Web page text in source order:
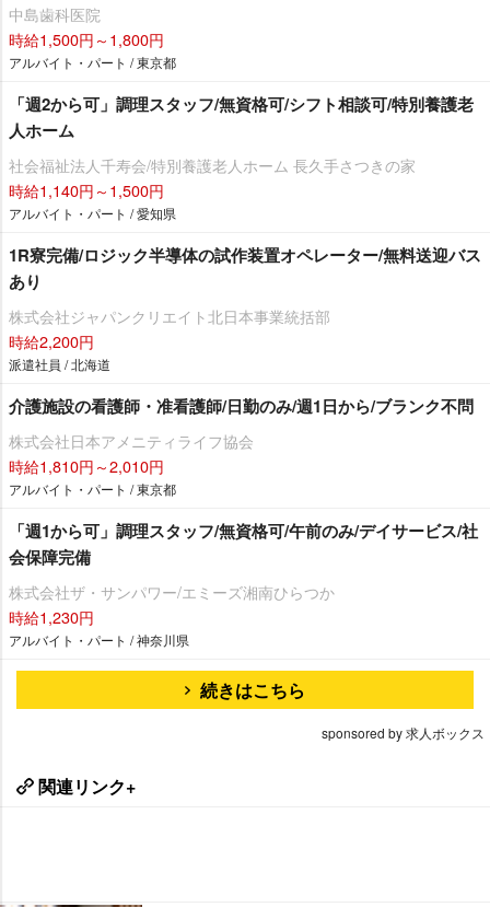
中島歯科医院
時給1,500円～1,800円
アルバイト・パート / 東京都
「週2から可」調理スタッフ/無資格可/シフト相談可/特別養護老
人ホーム
社会福祉法人千寿会/特別養護老人ホーム 長久手さつきの家
時給1,140円～1,500円
アルバイト・パート / 愛知県
1R寮完備/ロジック半導体の試作装置オペレーター/無料送迎バス
あり
株式会社ジャパンクリエイト北日本事業統括部
時給2,200円
派遣社員 / 北海道
介護施設の看護師・准看護師/日勤のみ/週1日から/ブランク不問
株式会社日本アメニティライフ協会
時給1,810円～2,010円
アルバイト・パート / 東京都
「週1から可」調理スタッフ/無資格可/午前のみ/デイサービス/社
会保障完備
株式会社ザ・サンパワー/エミーズ湘南ひらつか
時給1,230円
アルバイト・パート / 神奈川県
続きはこちら
sponsored by 求人ボックス
関連リンク+